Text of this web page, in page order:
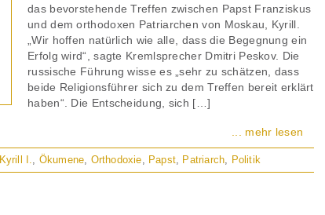
das bevorstehende Treffen zwischen Papst Franziskus
und dem orthodoxen Patriarchen von Moskau, Kyrill.
„Wir hoffen natürlich wie alle, dass die Begegnung ein
Erfolg wird“, sagte Kremlsprecher Dmitri Peskov. Die
russische Führung wisse es „sehr zu schätzen, dass
beide Religionsführer sich zu dem Treffen bereit erklärt
haben“. Die Entscheidung, sich […]
... mehr lesen
Kyrill I., Ökumene, Orthodoxie, Papst, Patriarch, Politik